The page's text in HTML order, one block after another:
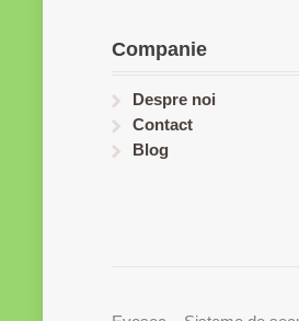
Companie
Despre noi
Contact
Blog